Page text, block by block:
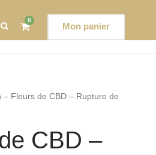
0
Mon panier
Fleurs de CBD – Rupture de
CBD –